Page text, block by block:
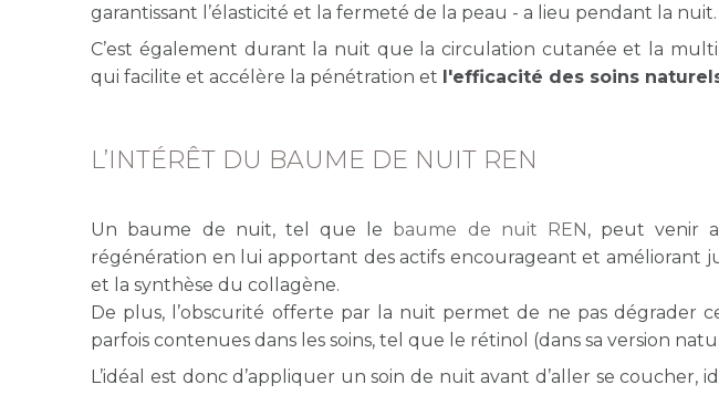
garantissant l’élasticité et la fermeté de la peau -a lieu pendant la nuit.
C’est également durant la nuit que la circulation cutanée et la
qui facilite et accélère la pénétration et l'efficacité des soins
L’INTÉRÊT DU BAUME DE NUIT REN
Un baume de nuit, tel que le baume de nuit REN , peut venir
régénération en lui apportant des actifs encourageant et
et la synthèse du collagène.
De plus, l’obscurité offerte par la nuit permet de ne pas dégrader
parfois contenues dans les soins, tel que le rétinol (dans sa version
L’idéal est donc d’appliquer un soin de nuit avant d’aller se